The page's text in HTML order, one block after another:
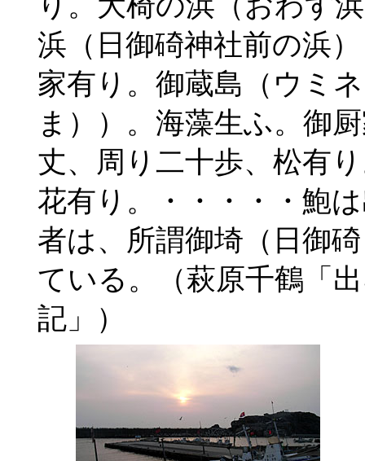
浜（日御碕神社前の浜
家有り。御蔵島（ウミ
ま））。海藻生ふ。御
丈、周り二十歩、松有
花有り。・・・・・鮑
者は、所謂御埼（日御
ている。（萩原千鶴「
記」）